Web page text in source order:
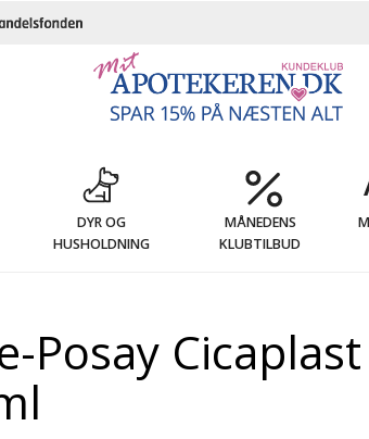
DYR OG
HUSHOLDNING
MÅNEDENS
KLUBTILBUD
Posay